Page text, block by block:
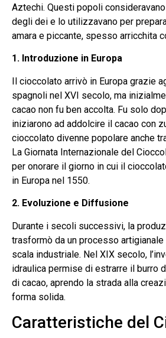
Aztechi. Questi popoli
degli dei e lo utilizzavano per
amara e piccante, spesso arricchita
1. Introduzione in Europa
Il cioccolato arrivò in Europa grazie
spagnoli nel XVI secolo, ma
cacao non fu ben accolta. Fu solo
iniziarono ad addolcire il cacao con
cioccolato divenne popolare anche
La Giornata Internazionale del
per onorare il giorno in cui il
in Europa nel 1550.
2. Evoluzione e Diffusione
Durante i secoli successivi, la
trasformò da un processo artigianale
scala industriale. Nel XIX secolo,
idraulica permise di estrarre il burro
di cacao, aprendo la strada alla
forma solida.
Caratteristiche del